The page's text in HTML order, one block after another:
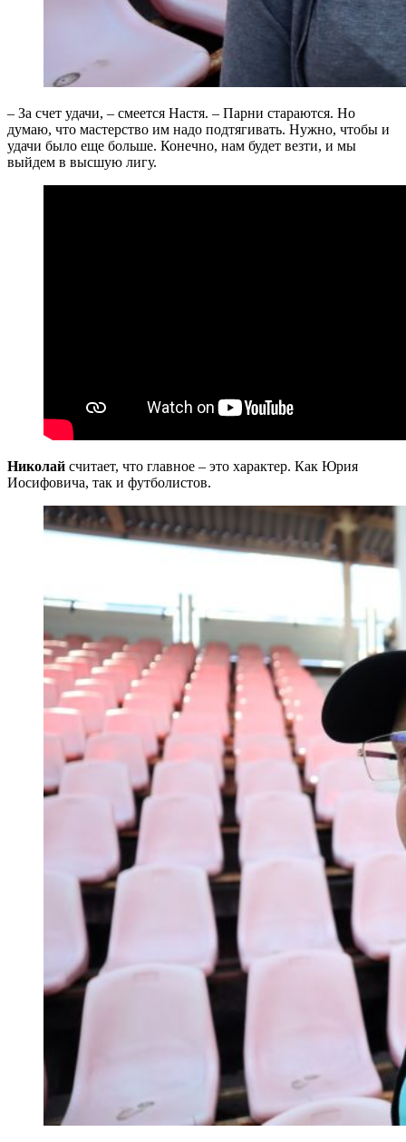
– За счет удачи, – смеется Настя. – Парни стараются. Но
думаю, что мастерство им надо подтягивать. Нужно, чтобы и
удачи было еще больше. Конечно, нам будет везти, и мы
выйдем в высшую лигу.
Николай считает, что главное – это характер. Как Юрия
Иосифовича, так и футболистов.